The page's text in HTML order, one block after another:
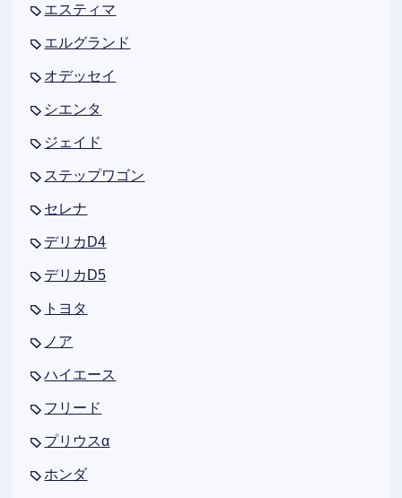
エスティマ
エルグランド
オデッセイ
シエンタ
ジェイド
ステップワゴン
セレナ
デリカD4
デリカD5
トヨタ
ノア
ハイエース
フリード
プリウスα
ホンダ